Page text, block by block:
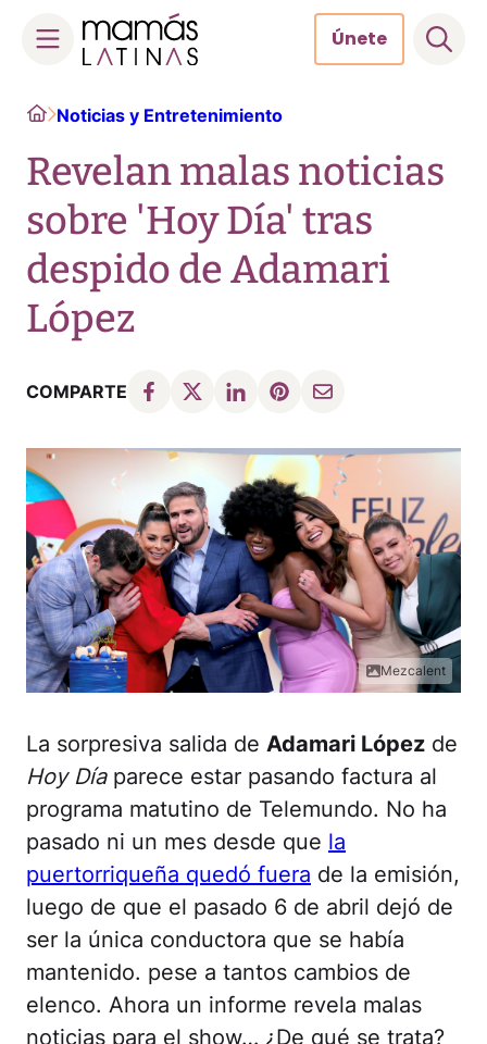
content
Únete
HomeNoticias y Entretenimiento
Revelan malas noticias
sobre 'Hoy Día' tras
despido de Adamari
López
COMPARTE
Mezcalent
La sorpresiva salida de Adamari López de
Hoy Díaparece estar pasando factura al
programa matutino de Telemundo. No ha
pasado ni un mes desde que la
puertorriqueña quedó fuera de la emisión,
luego de que el pasado 6 de abril dejó de
ser la única conductora que se había
mantenido. pese a tantos cambios de
elenco. Ahora un informe revela malas
noticias para el show… ¿De qué se trata?